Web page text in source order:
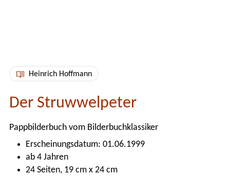
Heinrich Hoffmann
Der Struwwelpeter
Pappbilderbuch vom Bilderbuchklassiker
Erscheinungsdatum: 01.06.1999
ab 4 Jahren
24 Seiten, 19 cm x 24 cm